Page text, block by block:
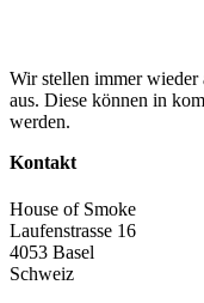
Wir stellen immer wieder
aus. Diese können in
werden.
Kontakt
House of Smoke
Laufenstrasse 16
4053 Basel
Schweiz